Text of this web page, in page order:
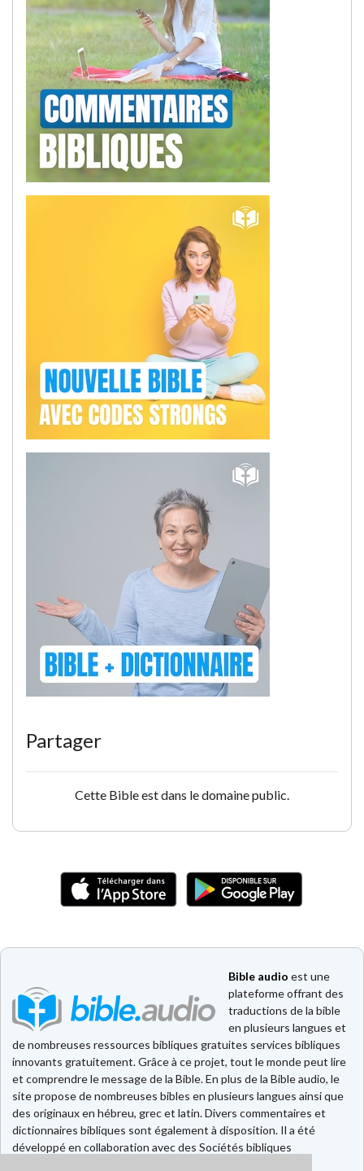
Partager
Cette Bible est dans le domaine public.
Bible audio est une
plateforme offrant des
traductions de la bible
en plusieurs langues et
de nombreuses ressources bibliques gratuites services bibliques
innovants gratuitement. Grâce à ce projet, tout le monde peut lire
et comprendre le message de la Bible. En plus de la Bible audio, le
site propose de nombreuses bibles en plusieurs langues ainsi que
des originaux en hébreu, grec et latin. Divers commentaires et
dictionnaires bibliques sont également à disposition. Il a été
développé en collaboration avec des Sociétés bibliques